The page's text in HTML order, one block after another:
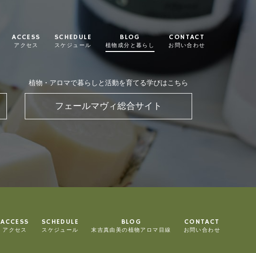
ACCESS
アクセス
SCHEDULE
スケジュール
BLOG
植物成分と暮らし
CONTACT
お問い合わせ
植物・アロマで暮らしと活動を育てる学びはこちら
フェールマヴィ総合サイト
ACCESS
アクセス
SCHEDULE
スケジュール
BLOG
末吉真由美の植物アロマ目線
CONTACT
お問い合わせ